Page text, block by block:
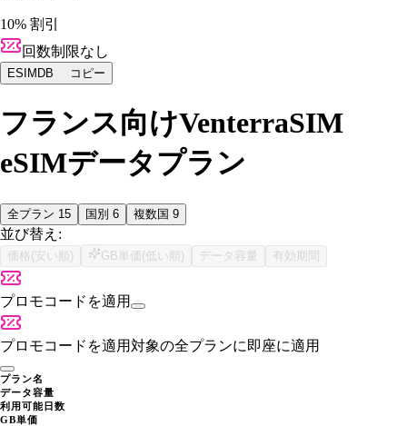
10% 割引
回数制限なし
ESIMDB コピー
フランス向けVenterraSIM
eSIMデータプラン
全プラン 15 国別 6 複数国 9
並び替え:
価格(安い順) GB単価(低い順) データ容量 有効期間
プロモコードを適用
プロモコードを適用対象の全プランに即座に適用
プラン名
データ容量
利用可能日数
GB単価